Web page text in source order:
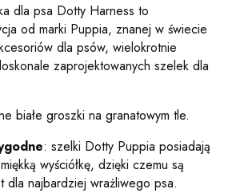
dla psa Dotty Harness to
od marki Puppia, znanej w świecie
dla psów, wielokrotnie
zaprojektowanych szelek dla
białe groszki na granatowym tle.
: szelki Dotty Puppia posiadają
wyściółkę, dzięki czemu są
dla najbardziej wrażliwego psa.